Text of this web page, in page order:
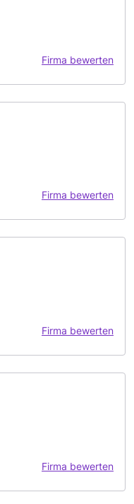
Firma bewerten
Firma bewerten
Firma bewerten
Firma bewerten